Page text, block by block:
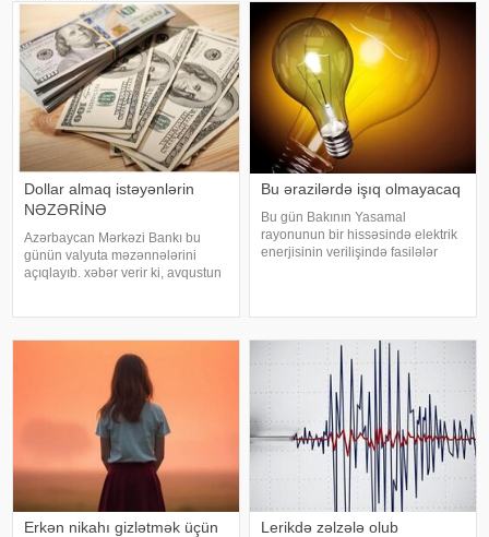
Dollar almaq istəyənlərin
NƏZƏRİNƏ
Azərbaycan Mərkəzi Bankı bu
günün valyuta məzənnələrini
açıqlayıb. xəbər verir ki, avqustun
təşkil edib. Öz növbəsində,
Bu ərazilərdə işıq olmayacaq
Bu gün Bakının Yasamal
rayonunun bir hissəsində elektrik
enerjisinin verilişində fasilələr
enerjisinin verilişində keyfiyyə
Erkən nikahı gizlətmək üçün
Lerikdə zəlzələ olub